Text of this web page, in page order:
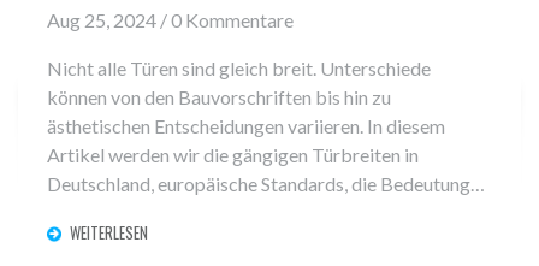
Aug 25, 2024 / 0 Kommentare
Nicht alle Türen sind gleich breit. Unterschiede
können von den Bauvorschriften bis hin zu
ästhetischen Entscheidungen variieren. In diesem
Artikel werden wir die gängigen Türbreiten in
Deutschland, europäische Standards, die Bedeutung
richtigen Türbreite besprechen.
WEITERLESEN